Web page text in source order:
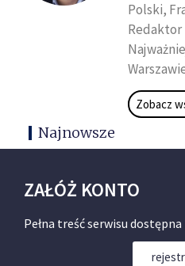
Polski,
Redaktor
Zobacz
Najnowsze
ZAŁÓŻ KONTO
Pełna treść serwisu